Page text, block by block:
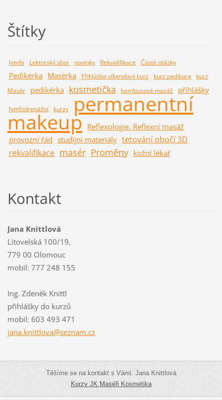
Štítky
lymfa Lektorský sbor novinky Rekvalifikace Časté otázky
Pedikérka Masérka Přihláška víkendový kurz kurz pedikúra
kurz
Masér
pedikérka kosmetička bambusová masáž přihlášky
lymfodrenážní kurzy permanentní
makeup Reflexologie. Reflexní masáž
provozní řád studijní materiály tetování obočí 3D
rekvalifikace masér Proměny kožní lékař
Kontakt
Jana Knittlová
Litovelská 100/19,
779 00 Olomouc
mobil: 777 248 155
Ing. Zdeněk Knittl
přihlášky do kurzů
mobil: 603 493 471
jana.knittlova@seznam.cz
Těšíme se na kontakt s Vámi. Jana Knittlová
Kurzy JKMaséřiKosmetika